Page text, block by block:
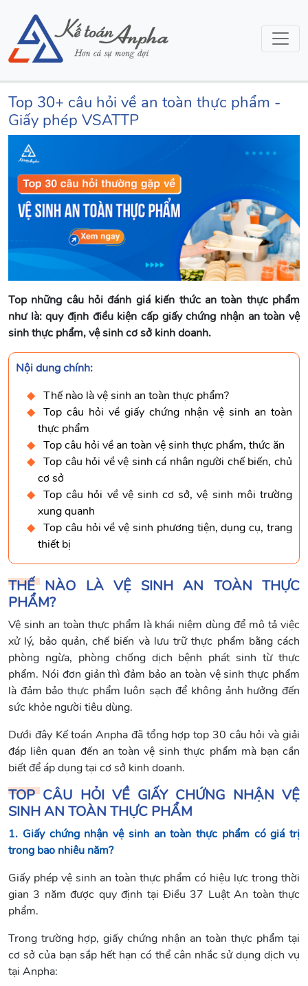
Top 30+ câu hỏi về an toàn thực phẩm -
Giấy phép VSATTP
Top những câu hỏi đánh giá kiến thức an toàn thực phẩm
như là: quy định điều kiện cấp giấy chứng nhận an toàn vệ
sinh thực phẩm, vệ sinh cơ sở kinh doanh.
Nội dung chính:
Thế nào là vệ sinh an toàn thực phẩm?
Top câu hỏi về giấy chứng nhận vệ sinh an toàn
thực phẩm
Top câu hỏi về an toàn vệ sinh thực phẩm, thức ăn
Top câu hỏi về vệ sinh cá nhân người chế biến, chủ
cơ sở
Top câu hỏi về vệ sinh cơ sở, vệ sinh môi trường
xung quanh
Top câu hỏi về vệ sinh phương tiện, dụng cụ, trang
thiết bị
THẾ NÀO LÀ VỆ SINH AN TOÀN THỰC
PHẨM?
Vệ sinh an toàn thực phẩm là khái niệm dùng để mô tả việc
xử lý, bảo quản, chế biến và lưu trữ thực phẩm bằng cách
phòng ngừa, phòng chống dịch bệnh phát sinh từ thực
phẩm. Nói đơn giản thì đảm bảo an toàn vệ sinh thực phẩm
là đảm bảo thực phẩm luôn sạch để không ảnh hưởng đến
sức khỏe người tiêu dùng.
Dưới đây Kế toán Anpha đã tổng hợp top 30 câu hỏi và giải
đáp liên quan đến an toàn vệ sinh thực phẩm mà bạn cần
biết để áp dụng tại cơ sở kinh doanh.
TOP CÂU HỎI VỀ GIẤY CHỨNG NHẬN VỆ
SINH AN TOÀN THỰC PHẨM
1. Giấy chứng nhận vệ sinh an toàn thực phẩm có giá trị
trong bao nhiêu năm?
Giấy phép vệ sinh an toàn thực phẩm có hiệu lực trong thời
gian 3 năm được quy định tại Điều 37 Luật An toàn thực
phẩm.
Trong trường hợp, giấy chứng nhận an toàn thực phẩm tại
cơ sở của bạn sắp hết hạn có thể cân nhắc sử dụng dịch vụ
tại Anpha: